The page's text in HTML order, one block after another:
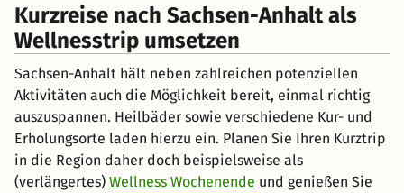
Kurzreise nach Sachsen-Anhalt als
Wellnesstrip umsetzen
Sachsen-Anhalt hält neben zahlreichen potenziellen
Aktivitäten auch die Möglichkeit bereit, einmal richtig
auszuspannen. Heilbäder sowie verschiedene Kur- und
Erholungsorte laden hierzu ein. Planen Sie Ihren Kurztrip
in die Region daher doch beispielsweise als
(verlängertes) Wellness Wochenende und genießen Sie